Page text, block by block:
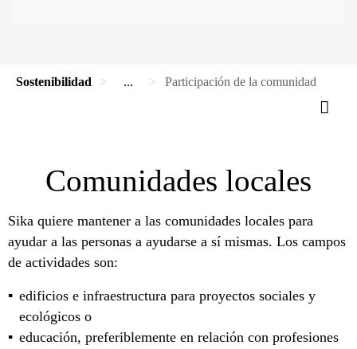
Sostenibilidad ... Participación de la comunidad
Comunidades locales
Sika quiere mantener a las comunidades locales para
ayudar a las personas a ayudarse a sí mismas. Los campos
de actividades son:
edificios e infraestructura para proyectos sociales y
ecológicos o
educación, preferiblemente en relación con profesiones